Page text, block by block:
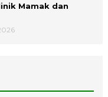
Mamak dan